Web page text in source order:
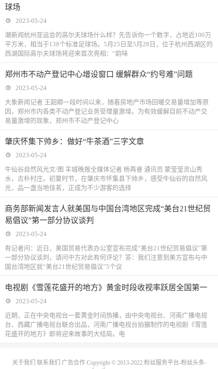
球场
2023-05-24
潮新闻杭州亚运会的高尔夫球场什么样？先告诉你一个数字，占地近100万
平方米，相当于138个标准足球场。5月25日至5月28日，位于杭州西湖区的
西湖国际高尔夫球场将迎来首次亮相：“韵味
郑州市不动产登记中心增设窗口 缓解群众“约号难”问题
2023-05-24
大象新闻记者 王韶卿一段时间以来，随着房地产市场回暖交易量增加等原
因，郑州市内各类不动产登记业务受理量激增。为有效缓解目前不动产交
易量激增的现象，郑州市不动产登记中心
肇庆怀集下帅乡：做好“牛茶酒”三字文章
2023-05-24
牛仙谷自然风光文/图 羊城晚报全媒体记者 杨再睿 通讯员 蒙莹莹灵山秀
水，古朴村庄。初夏时节，在肇庆市怀集县下帅乡，感受牛仙谷的自然风
光，品一盏当地佳茗，正成为不少游客的选择
商务部新闻发言人就美国与中国台湾地区完成“美台21世纪贸
易倡议”第一部分协议谈判
2023-05-24
有记者问：近日，美国贸易代表办公室宣布完成“美台21世纪贸易倡议”第
一部分协议谈判，请问中方对此有何评论？答：我们注意到美方宣布与中
国台湾地区就“美台21世纪贸易倡议”5个议
电视剧《雪莲花盛开的地方》黄金时段收视率跃居全国第一
2023-05-24
近期，正在中央电视台一套黄金时间热播，由中央电视台、河南广播电视
台、西藏广播电视台联合出品，河南广播电视台拍摄制作的电视剧《雪莲
花盛开的地方》即将迎来故事的大结局。电
关于我们 联系我们 广告合作 Copyright © 2013-2022 粉丝服务平台-粉丝头条-